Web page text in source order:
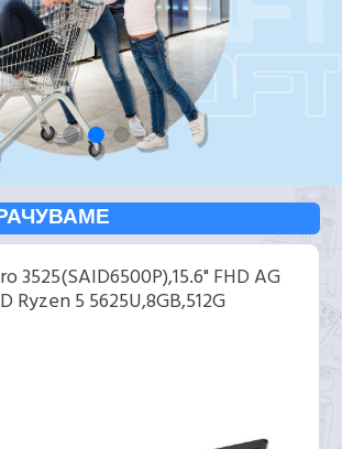
3525(SAID6500P),15.6" FHD AG
Ryzen 5 5625U,8GB,512G